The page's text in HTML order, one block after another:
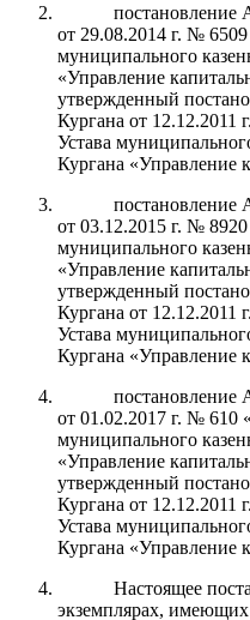
постановление
от 29.08.2014 г. №
муниципального
«Управление
утвержденный
Кургана от
Устава
Кургана «Управление
постановление
от 03.12.2015 г. №
муниципального
«Управление
утвержденный
Кургана от
Устава
Кургана «Управление
постановление
от 01.02.2017 г. № 610
муниципального
«Управление
утвержденный
Кургана от
Устава
Кургана «Управление
Настоящее
экземплярах,